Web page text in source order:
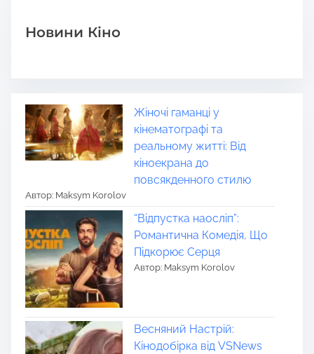
Новини Кіно
Жіночі гаманці у
кінематографі та
реальному житті: Від
кіноекрана до
повсякденного стилю
Автор: Maksym Korolov
“Відпустка наосліп”:
Романтична Комедія, Що
Підкорює Серця
Автор: Maksym Korolov
Весняний Настрій:
Кінодобірка від VSNews